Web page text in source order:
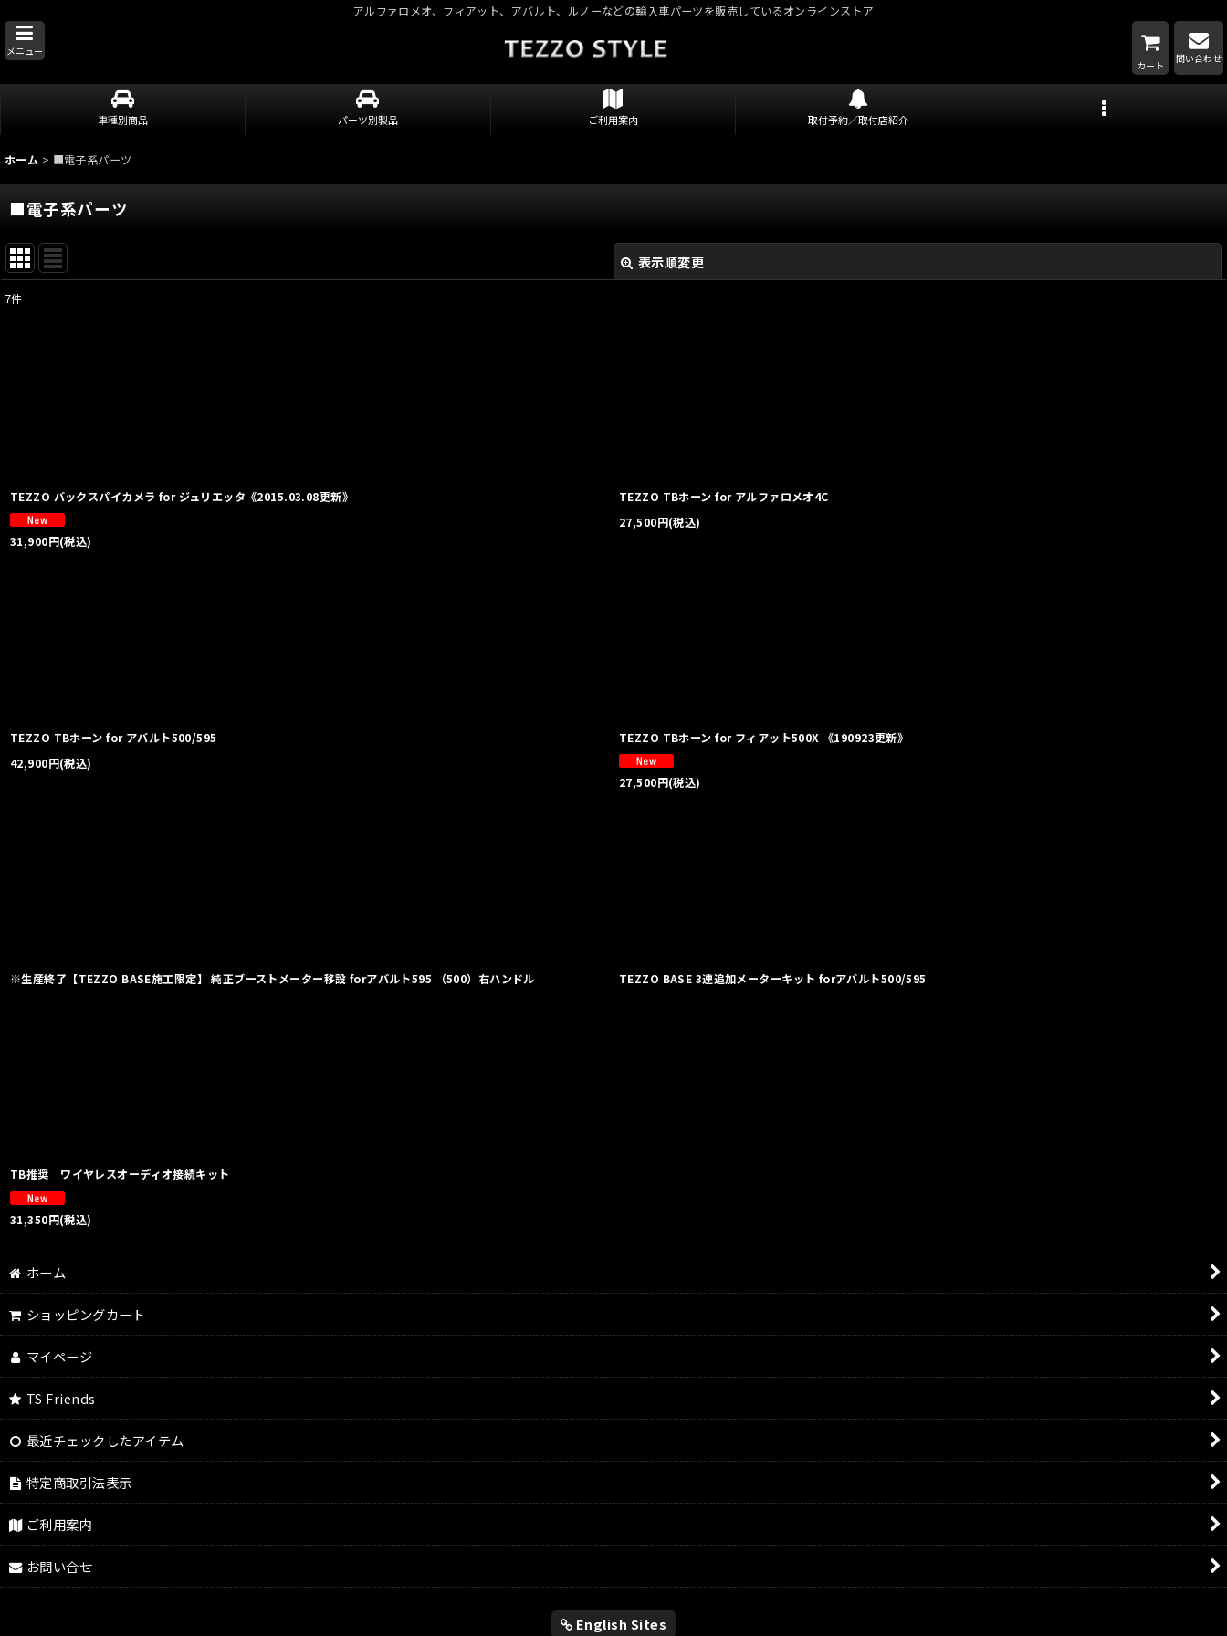
アルファロメオ、フィアット、アバルト、ルノーなどの輸入車パーツを販売しているオンラインストア
メニュー
カート
問い合わせ
車種別商品 パーツ別製品 ご利用案内 取付予約／取付店紹介
ホーム > ■電子系パーツ
■電子系パーツ
表示順変更
7件
TEZZO バックスパイカメラ for ジュリエッタ《2015.03.08更新》
31,900円(税込)
TEZZO TBホーン for アルファロメオ4C
27,500円(税込)
TEZZO TBホーン for アバルト500/595
42,900円(税込)
TEZZO TBホーン for フィアット500X 《190923更新》
27,500円(税込)
※生産終了【TEZZO BASE施工限定】 純正ブーストメーター移設 forアバルト595 （500）右ハンドル TEZZO BASE 3連追加メーターキット forアバルト500/595
TB推奨 ワイヤレスオーディオ接続キット
31,350円(税込)
ホーム
ショッピングカート
マイページ
TS Friends
最近チェックしたアイテム
特定商取引法表示
ご利用案内
お問い合せ
English Sites